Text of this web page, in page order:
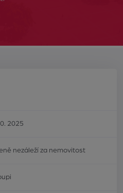
2025
nezáleží za nemovitost